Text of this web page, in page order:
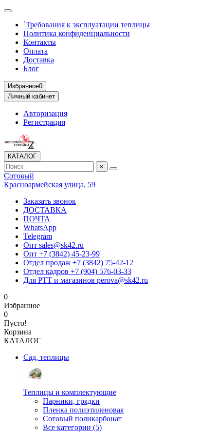
`Требования к эксплуатации теплицы
Политика конфиденциальности
Контакты
Оплата
Доставка
Блог
Избранное0
Личный кабинет
Авторизация
Регистрация
КАТАЛОГ
×
Сотовый
Красноармейская улица, 59
Заказать звонок
ДОСТАВКА
ПОЧТА
WhatsApp
Telegram
Опт sales@sk42.ru
Опт +7 (3842) 45-23-99
Отдел продаж +7 (3842) 75-42-12
Отдел кадров +7 (904) 576-03-33
Для РТТ и магазинов perova@sk42.ru
0
Избранное
0
Пусто!
Корзина
КАТАЛОГ
Сад, теплицы
Теплицы и комплектующие
Парники, грядки
Пленка полиэтиленовая
Сотовый поликарбонат
Все категории (5)